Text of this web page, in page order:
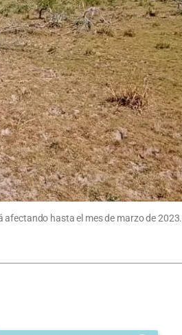
hasta el mes de marzo de 2023.